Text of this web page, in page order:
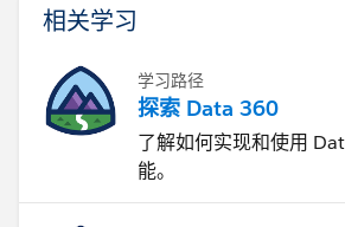
相关学习
学习路径
探索 Data 360
了解如何实现和使用
能。